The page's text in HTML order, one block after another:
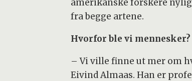
amerikanske forskere
fra begge artene.
Hvorfor ble vi mennesker?
– Vi ville finne ut mer om
Eivind Almaas. Han er